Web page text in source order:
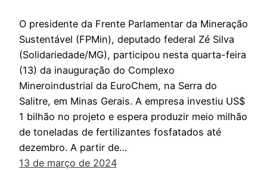
O presidente da Frente Parlamentar da Mineração
Sustentável (FPMin), deputado federal Zé Silva
(Solidariedade/MG), participou nesta quarta-feira
(13) da inauguração do Complexo
Mineroindustrial da EuroChem, na Serra do
Salitre, em Minas Gerais. A empresa investiu US$
1 bilhão no projeto e espera produzir meio milhão
de toneladas de fertilizantes fosfatados até
dezembro. A partir de…
13 de março de 2024